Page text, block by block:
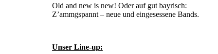
Old and new is new! Oder auf gut bayrisch:
Z’ammgspannt – neue und eingesessene Bands.
Unser Line-up: